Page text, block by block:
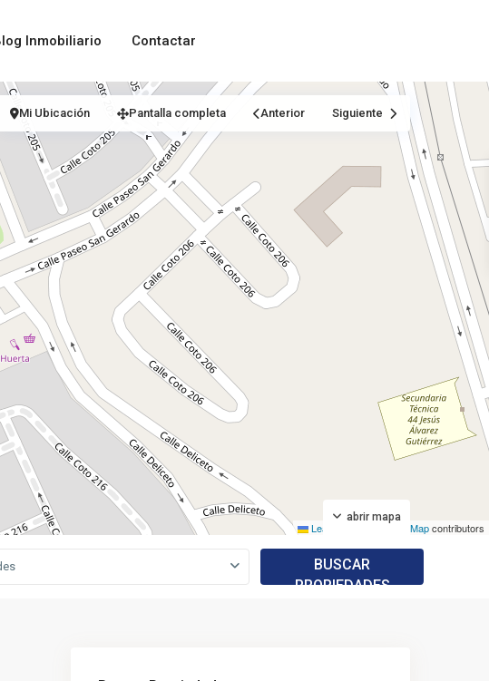
Inmobiliario Contactar
Leaflet OpenStreetMapcontributors
abrir mapa
Mi Ubicación Pantalla completa Anterior Siguiente
BUSCAR
PROPIEDADES